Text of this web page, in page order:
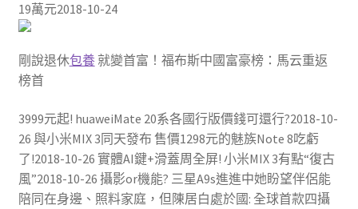
19萬元2018-10-24
剛說退休包養就變首富！福布斯中國富豪榜：馬云重返
榜首
3999元起! huaweiMate 20系各國行版價錢可還行?2018-10-
26 與小米MIX 3同天發布 售價1298元的魅族Note 8吃虧
了!2018-10-26 實體AI鍵+滑蓋周全屏! 小米MIX 3有點“復古
風”2018-10-26 攝影or機能? 三星A9s進進中她盼望伴侶能
陪同在身邊、照料家庭，但陳居白處於國: 全球首款四攝